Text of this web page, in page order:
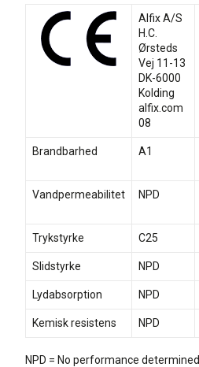
Alfix A/S
H.C.
Ørsteds
Vej 11-13
DK-6000
Kolding
alfix.com
08
Brandbarhed A1
Vandpermeabilitet NPD
Trykstyrke C25
Slidstyrke NPD
Lydabsorption NPD
Kemisk resistens NPD
NPD = No performance determined